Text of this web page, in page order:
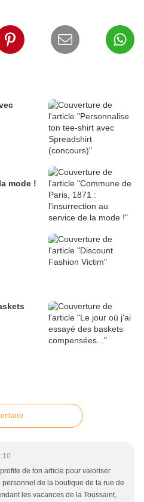
mode !
de ton article pour valoriser
personnel de la boutique de la rue de
les vacances de la Toussaint,